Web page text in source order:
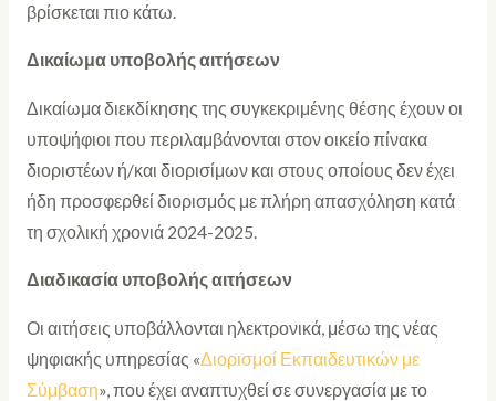
βρίσκεται πιο κάτω.
Δικαίωμα υποβολής αιτήσεων
Δικαίωμα διεκδίκησης της συγκεκριμένης θέσης έχουν οι
υποψήφιοι που περιλαμβάνονται στον οικείο πίνακα
διοριστέων ή/και διορισίμων και στους οποίους δεν έχει
ήδη προσφερθεί διορισμός με πλήρη απασχόληση κατά
τη σχολική χρονιά 2024-2025.
Διαδικασία υποβολής αιτήσεων
Οι αιτήσεις υποβάλλονται ηλεκτρονικά, μέσω της νέας
ψηφιακής υπηρεσίας «Διορισμοί Εκπαιδευτικών με
Σύμβαση», που έχει αναπτυχθεί σε συνεργασία με το